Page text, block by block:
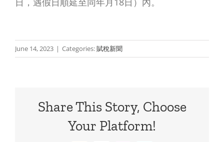
June 14, 2023 | Categories:賦稅新聞
Share This Story, Choose
Your Platform!